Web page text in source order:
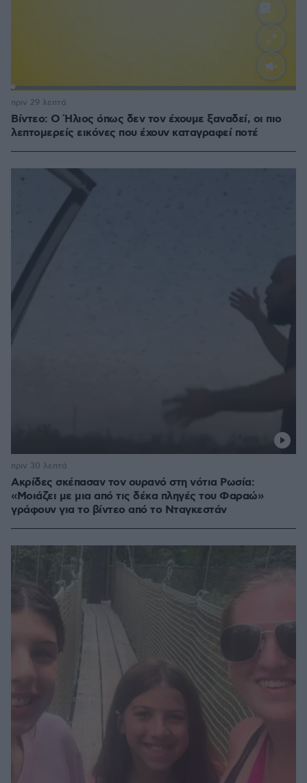
Loaded:
Βίντεο: Ο Ήλιος όπως δεν τον έχουμε ξαναδεί, οι πιο
λεπτομερείς εικόνες που έχουν καταγραφεί ποτέ
πριν 29 λεπτά
Ακρίδες σκέπασαν τον ουρανό στη νότια Ρωσία:
«Μοιάζει με μια από τις δέκα πληγές του Φαραώ»
γράφουν για το βίντεο από το Νταγκεστάν
πριν 30 λεπτά